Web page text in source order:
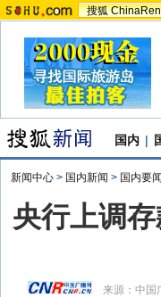
搜狐 ChinaRen
国内 |
新闻中心 > 国内新闻 > 国内要闻
央行上调
来源： 中国